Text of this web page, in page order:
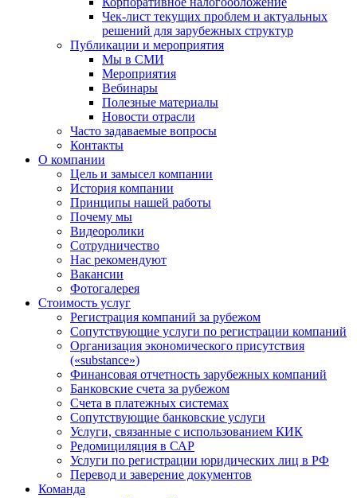
Чек-лист текущих проблем и актуальных
решений для зарубежных структур
Публикации и мероприятия
Мы в СМИ
Мероприятия
Вебинары
Полезные материалы
Новости отрасли
Часто задаваемые вопросы
Контакты
О компании
Цель и замысел компании
История компании
Принципы нашей работы
Почему мы
Видеоролики
Сотрудничество
Нас рекомендуют
Вакансии
Фотогалерея
Стоимость услуг
Регистрация компаний за рубежом
Сопутствующие услуги по регистрации компаний
Организация экономического присутствия
(«substance»)
Финансовая отчетность зарубежных компаний
Банковские счета за рубежом
Счета в платежных системах
Сопутствующие банковские услуги
Услуги, связанные с использованием КИК
Редомициляция в САР
Услуги по регистрации юридических лиц в РФ
Перевод и заверение документов
Команда